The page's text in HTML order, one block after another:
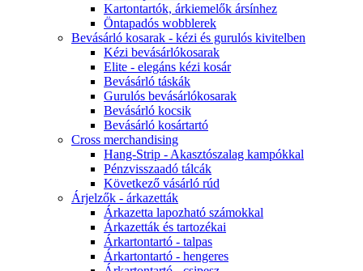
Kartontartók, árkiemelők ársínhez
Öntapadós wobblerek
Bevásárló kosarak - kézi és gurulós kivitelben
Kézi bevásárlókosarak
Elite - elegáns kézi kosár
Bevásárló táskák
Gurulós bevásárlókosarak
Bevásárló kocsik
Bevásárló kosártartó
Cross merchandising
Hang-Strip - Akasztószalag kampókkal
Pénzvisszaadó tálcák
Következő vásárló rúd
Árjelzők - árkazetták
Árkazetta lapozható számokkal
Árkazetták és tartozékai
Árkartontartó - talpas
Árkartontartó - hengeres